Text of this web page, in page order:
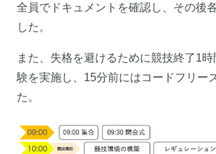
全員でドキュメントを確認し、その後
した。
また、失格を避けるために競技終了1
験を実施し、15分前にはコードフリー
た。